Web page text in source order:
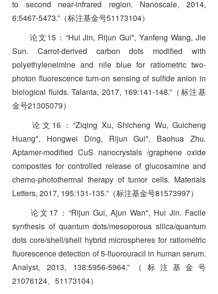
to second near-infrared region. Nanoscale, 2014,
6:5467-5473.” （标注基金号51173104）
论文15： “Hui Jin, Rijun Gui*, Yanfeng Wang, Jie
Sun. Carrot-derived carbon dots modified with
polyethyleneimine and nile blue for ratiometric two-
photon fluorescence turn-on sensing of sulfide anion in
biological fluids. Talanta, 2017, 169:141-148.”（标注基
金号21305079）
论文 16 ： “Ziqing Xu, Shicheng Wu, Guicheng
Huang*, Hongwei Ding, Rijun Gui*, Baohua Zhu.
Aptamer-modified CuS nanocrystals /graphene oxide
composites for controlled release of glucosamine and
chemo-photothermal therapy of tumor cells. Materials
Letters, 2017, 195:131-135.” （标注基金号81573997）
论文 17 ： “Rijun Gui, Ajun Wan*, Hui Jin. Facile
synthesis of quantum dots/mesoporous silica/quantum
dots core/shell/shell hybrid microspheres for ratiometric
fluorescence detection of 5-fluorouracil in human serum.
Analyst, 2013, 138:5956-5964.” （标注基金号
21076124、 51173104）